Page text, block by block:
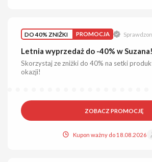
DO 40% ZNIŻKI PROMOCJA
Letnia wyprzedaż do -40% w Suzana!
Skorzystaj ze zniżki do 40% na setki
okazji!
ZOBACZ PROMOCJĘ
Kupon ważny do 18.08.2026